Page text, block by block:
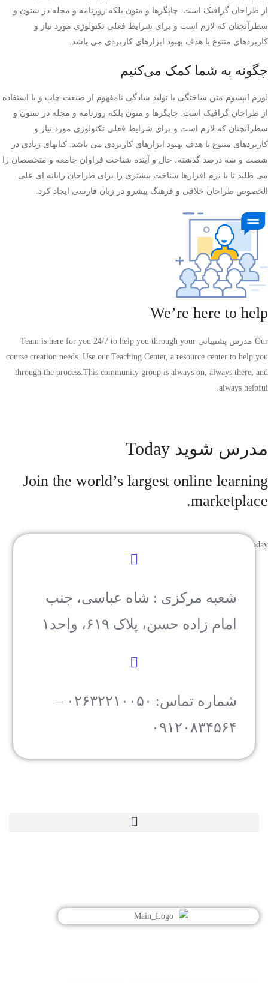
از طراحان گرافیک است. چاپگرها و متون بلکه روزنامه و مجله در ستون و
سطرآنچنان که لازم است و برای شرایط فعلی تکنولوژی مورد نیاز و
کاربردهای متنوع با هدف بهبود ابزارهای کاربردی می باشد.
چگونه به شما کمک می‌کنیم
لورم ایپسوم متن ساختگی با تولید سادگی نامفهوم از صنعت چاپ و با استفاده
از طراحان گرافیک است. چاپگرها و متون بلکه روزنامه و مجله در ستون و
سطرآنچنان که لازم است و برای شرایط فعلی تکنولوژی مورد نیاز و
کاربردهای متنوع با هدف بهبود ابزارهای کاربردی می باشد. کتابهای زیادی در
شصت و سه درصد گذشته، حال و آینده شناخت فراوان جامعه و متخصصان را
می طلبد تا با نرم افزارها شناخت بیشتری را برای طراحان رایانه ای علی
الخصوص طراحان خلاقی و فرهنگ پیشرو در زبان فارسی ایجاد کرد.
We’re here to help
Our مدرس پشتیبانی Team is here for you 24/7 to help you through your
course creation needs. Use our Teaching Center, a resource center to help you
through the process.This community group is always on, always there, and
always helpful.
مدرس شوید Today
Join the world’s largest online learning
marketplace.
Start teaching today
شعبه مرکزی : شاه عباسی، جنب
امام زاده حسن، پلاک ۶۱۹، واحد۱​
شماره تماس: ۰۲۶۳۲۲۱۰۰۵۰ –
۰۹۱۲۰۸۳۴۵۶۴